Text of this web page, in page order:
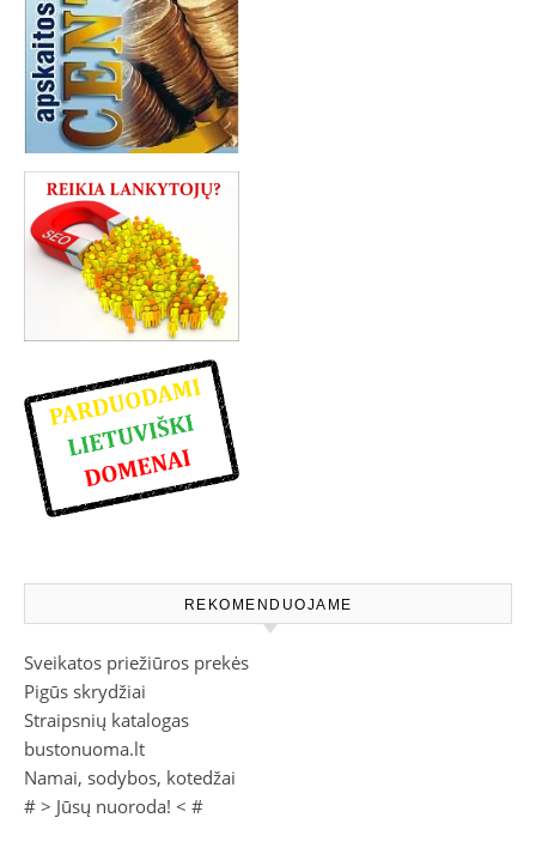
REKOMENDUOJAME
Sveikatos priežiūros prekės
Pigūs skrydžiai
Straipsnių katalogas
bustonuoma.lt
Namai, sodybos, kotedžai
# > Jūsų nuoroda! < #